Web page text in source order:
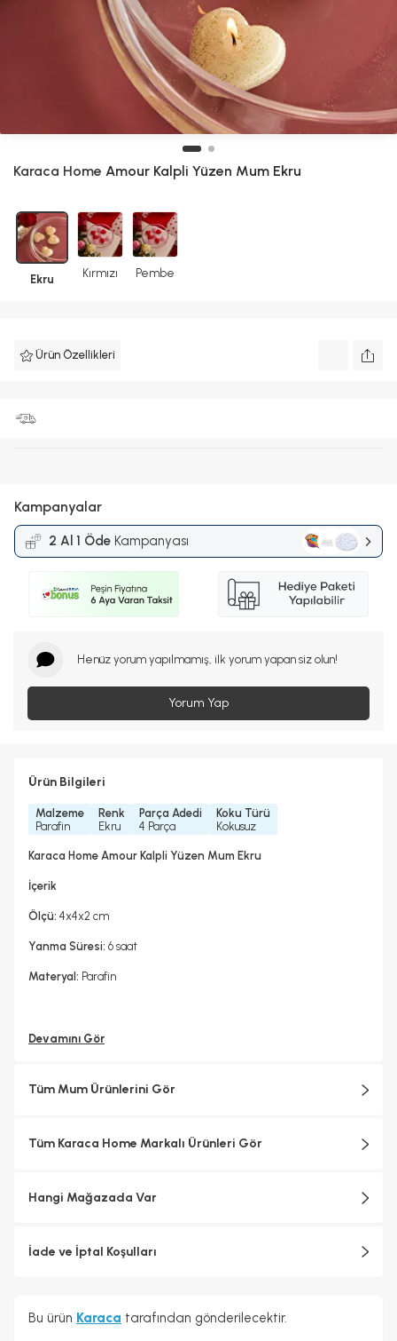
Karaca Home Amour Kalpli Yüzen Mum Ekru
Ekru Kırmızı Pembe
Ürün Özellikleri
Kampanyalar
2 Al 1 Öde Kampanyası
Henüz yorum yapılmamış, ilk yorum yapan siz olun!
Yorum Yap
Ürün Bilgileri
Malzeme
Parafin
Renk
Ekru
Parça Adedi
4 Parça
Koku Türü
Kokusuz
Karaca Home Amour Kalpli Yüzen Mum Ekru
İçerik
Ölçü: 4x4x2 cm
Yanma Süresi: 6 saat
Materyal: Parafin
Devamını Gör
Tüm Mum Ürünlerini Gör
Tüm Karaca Home Markalı Ürünleri Gör
Hangi Mağazada Var
İade ve İptal Koşulları
Bu ürün Karaca tarafından gönderilecektir.